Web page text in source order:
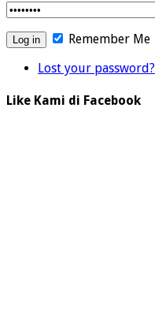
Remember Me
Lost your password?
Like Kami di Facebook